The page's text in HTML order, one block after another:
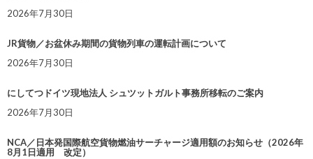
2026年7月30日
JR貨物／お盆休み期間の貨物列車の運転計画について
2026年7月30日
にしてつドイツ現地法人 シュツットガルト事務所移転のご案内
2026年7月30日
NCA／日本発国際航空貨物燃油サーチャージ適用額のお知らせ（2026年
8月1日適用 改定）